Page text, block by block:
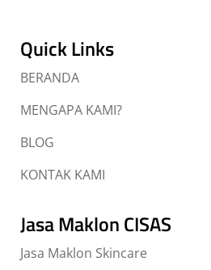
Quick Links
BERANDA
MENGAPA KAMI?
BLOG
KONTAK KAMI
Jasa Maklon CISAS
Jasa Maklon Skincare